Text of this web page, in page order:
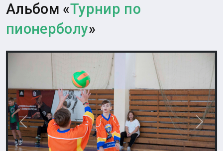
Альбом «Турнир по
пионерболу»
Назад